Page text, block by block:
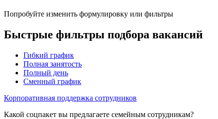
Попробуйте изменить формулировку или фильтры
Быстрые фильтры подбора вакансий
Гибкий график
Полная занятость
Полный день
Сменный график
Корпоративная поддержка сотрудников
Какой соцпакет вы предлагаете семейным сотрудникам?